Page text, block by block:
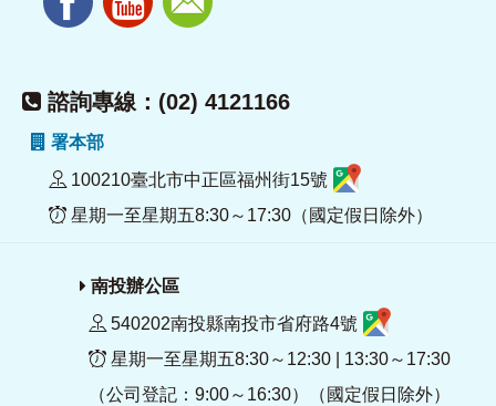
諮詢專線：(02) 4121166
署本部
100210臺北市中正區福州街15號
星期一至星期五8:30～17:30（國定假日除外）
南投辦公區
540202南投縣南投市省府路4號
星期一至星期五8:30～12:30 | 13:30～17:30
（公司登記：9:00～16:30）（國定假日除外）